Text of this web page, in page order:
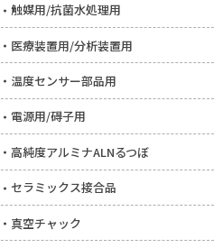
触媒用/抗菌水処理用
医療装置用/分析装置用
温度センサー部品用
電源用/碍子用
高純度アルミナALNるつぼ
セラミックス接合品
真空チャック